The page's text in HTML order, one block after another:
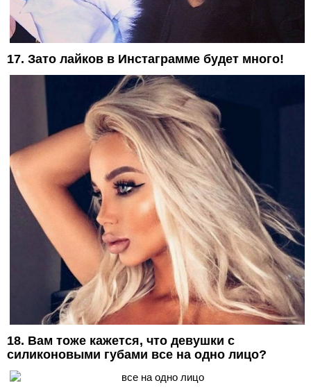
17. Зато лайков в Инстаграмме будет много!
18. Вам тоже кажется, что девушки с
силиконовыми губами все на одно лицо?